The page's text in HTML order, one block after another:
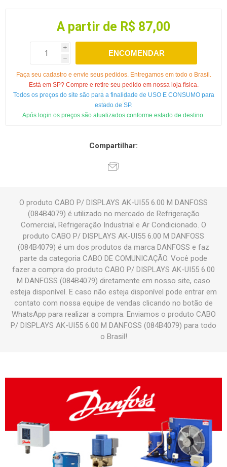
A partir de R$ 87,00
i
h
ENCOMENDAR
Faça seu cadastro e envie seus pedidos. Entregamos em todo o Brasil.
Está em SP? Compre e retire seu pedido em nossa loja física.
Todos os preços do site são para a finalidade de USO E CONSUMO para
estado de SP.
Após login os preços são atualizados conforme estado de destino.
Compartilhar:
O produto CABO P/ DISPLAYS AK-UI55 6.00 M DANFOSS
(084B4079) é utilizado no mercado de Refrigeração
Comercial, Refrigeração Industrial e Ar Condicionado. O
produto CABO P/ DISPLAYS AK-UI55 6.00 M DANFOSS
(084B4079) é um dos produtos da marca DANFOSS e faz
parte da categoria CABO DE COMUNICAÇÃO. Você pode
fazer a compra do produto CABO P/ DISPLAYS AK-UI55 6.00
M DANFOSS (084B4079) diretamente em nosso site, caso
esteja disponível. E caso não esteja disponível pode entrar em
contato com nossa equipe de vendas clicando no botão de
WhatsApp para realizar a compra. Enviamos o produto CABO
P/ DISPLAYS AK-UI55 6.00 M DANFOSS (084B4079) para todo
o Brasil!